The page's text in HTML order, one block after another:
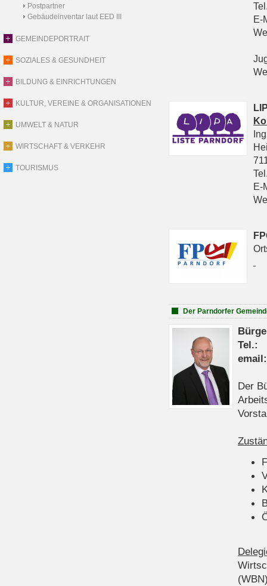
Postpartner
Gebäudeinventar laut EED III
GEMEINDEPORTRAIT
SOZIALES & GESUNDHEIT
BILDUNG & EINRICHTUNGEN
KULTUR, VEREINE & ORGANISATIONEN
UMWELT & NATUR
WIRTSCHAFT & VERKEHR
TOURISMUS
E-
E-
Der Parndorfer
Der